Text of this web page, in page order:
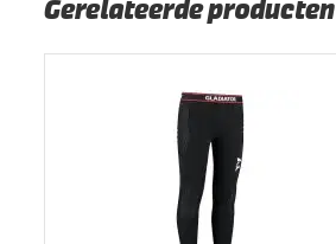
Gerelateerde producten